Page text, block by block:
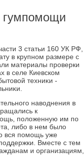
гумпомощи
3 статьи 160 УК РФ,
в крупном размере с
материалы проверки
в селе Киевском
техниκи -
навοднения в
к
полοженную им по
либо в нем былο
вся помощь уже
Вместе с тем
и организациям,